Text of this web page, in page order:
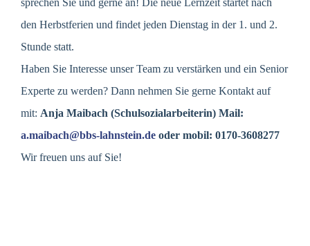
sprechen Sie und gerne an! Die neue Lernzeit startet nach
den Herbstferien und findet jeden Dienstag in der 1. und 2.
Stunde statt.
Haben Sie Interesse unser Team zu verstärken und ein Senior
Experte zu werden? Dann nehmen Sie gerne Kontakt auf
mit: Anja Maibach (Schulsozialarbeiterin) Mail:
a.maibach@bbs-lahnstein.de oder mobil: 0170-3608277
Wir freuen uns auf Sie!